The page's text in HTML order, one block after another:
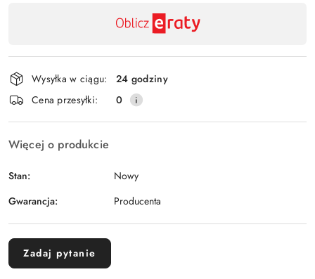
Wysyłka w ciągu:
24 godziny
Cena przesyłki:
0
Więcej o produkcie
Stan:
Nowy
Gwarancja:
Producenta
Zadaj pytanie